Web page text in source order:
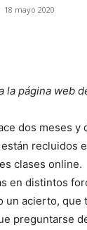
18 mayo 2020
la página web
dos meses y
recluidos
clases online.
en distintos
un acierto, que
preguntarse